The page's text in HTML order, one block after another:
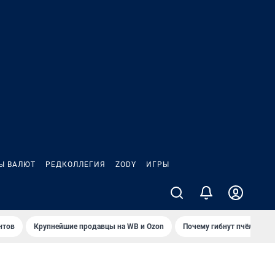
ВАЛЮТ РЕДКОЛЛЕГИЯ ZODY ИГРЫ
Крупнейшие продавцы на WB и Ozon Почему гибнут пчёлы?